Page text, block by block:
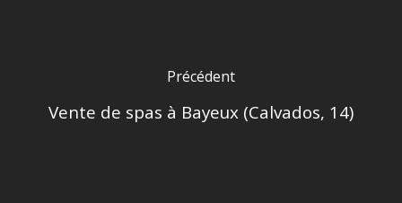
Précédent
Vente de spas à Bayeux (Calvados, 14)